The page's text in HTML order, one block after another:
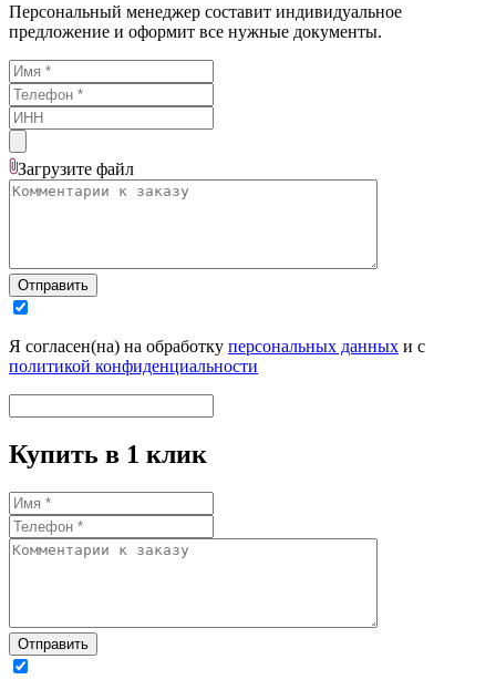
Персональный менеджер составит индивидуальное
предложение и оформит все нужные документы.
Загрузите файл
Отправить
Я согласен(на) на обработку персональных данных и с
политикой конфиденциальности
Купить в 1 клик
Отправить